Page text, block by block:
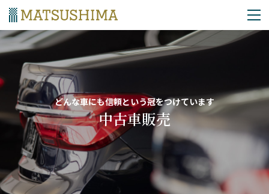
MENU
どんな車にも信頼という冠をつけています
中古車販売